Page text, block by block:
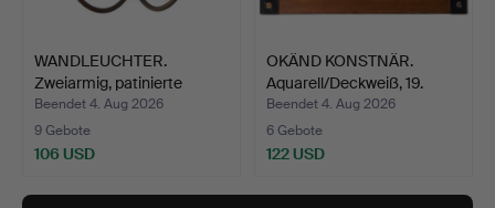
WANDLEUCHTER.
Zweiarmig, patinierte
Bronze…
Beendet 4. Aug 2026
9 Gebote
106 USD
OKÄND KONSTNÄR.
Aquarell/Deckweiß, 19.
Jah…
Beendet 4. Aug 2026
6 Gebote
122 USD